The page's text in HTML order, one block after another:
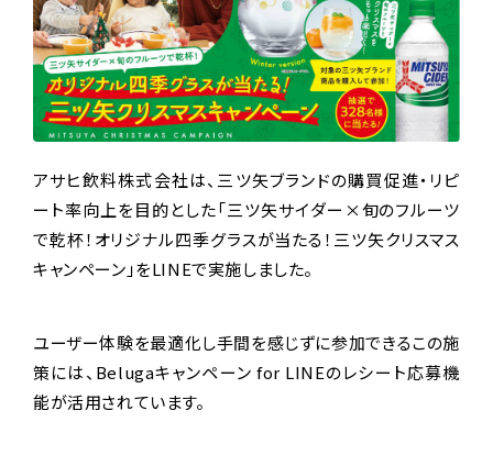
アサヒ飲料株式会社は、三ツ矢ブランドの購買促進・リピ
ート率向上を目的とした「三ツ矢サイダー×旬のフルーツ
で乾杯！オリジナル四季グラスが当たる！三ツ矢クリスマス
キャンペーン」をLINEで実施しました。
ユーザー体験を最適化し手間を感じずに参加できるこの施
策には、Belugaキャンペーン for LINEのレシート応募機
能が活用されています。